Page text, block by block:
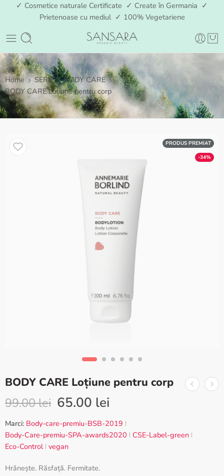
✓ Cosmetice naturale Certificate ✓ Create în Germania ✓
Prietenoase cu mediul ✓ 100% Vegetariene
Home SERIE
BODY CARE
BODY CARE Loțiune pentru corp
PRODUS PREMIAT
-34%
BODY CARE Loțiune pentru corp
99.00lei 65.00 lei
Marci: Body-care-premiu-BSB-2019
Body-Care-premiu-SPA-awards2020
CSE-Label-green
Eco-Control vegan
Hrănește. Răsfață. Fermitate.